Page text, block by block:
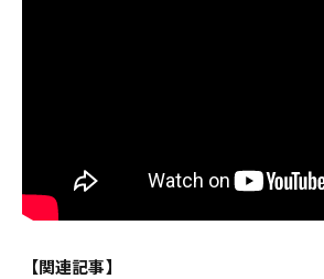
【関連記事】